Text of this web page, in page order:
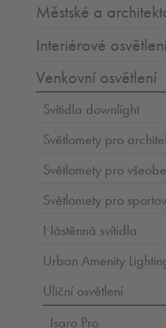
Městské a
Interiérové
Venkovní osvětlení
Svítidla downlight
Světlomety pro
Světlomety pro
Světlomety pro
Nástěnná svítidla
Urban Amenity
Uliční osvětlení
Isaro Pro